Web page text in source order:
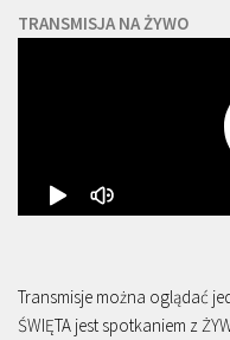
TRANSMISJA NA ŻYWO
Transmisje można oglądać
ŚWIĘTA jest spotkaniem z